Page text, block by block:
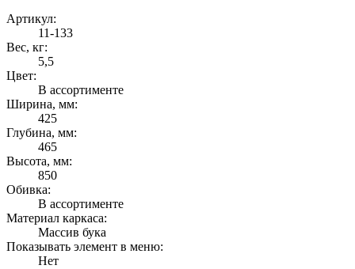
Артикул:
11-133
Вес, кг:
5,5
Цвет:
В ассортименте
Ширина, мм:
425
Глубина, мм:
465
Высота, мм:
850
Обивка:
В ассортименте
Материал каркаса:
Массив бука
Показывать элемент в меню:
Нет